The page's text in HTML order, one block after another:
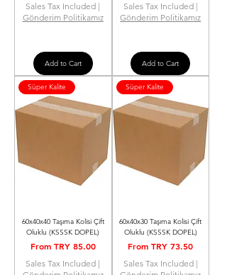
Sales Tax Included |
Gönderim Politikamız
Add to Cart
Sales Tax Included|
Gönderim Politikamız
Add to Cart
Süper Kalite
60x40x40 Taşıma Kolisi Çift
Oluklu (KSSSK DOPEL)
From TRY 85.00
Sale Price
Sales Tax Included |
Süper Kalite
60x40x30 Taşıma Kolisi Çift
Oluklu (KSSSK DOPEL)
FromTRY 73.50
Sale Price
Sales Tax Included|